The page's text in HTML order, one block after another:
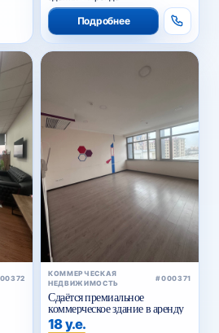
Подробнее
КОММЕРЧЕСКАЯ
НЕДВИЖИМОСТЬ
#000371
Сдаётся премиальное
коммерческое здание в аренду
18 у.е.